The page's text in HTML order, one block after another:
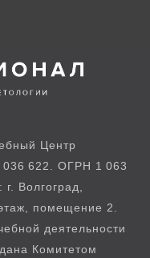
Центр
622. ОГРН 1 063
Волгоград,
помещение 2.
деятельности
Комитетом